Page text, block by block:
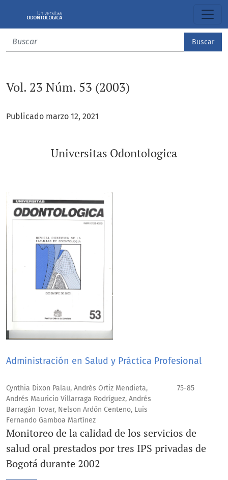
Buscar
Vol. 23 Núm. 53 (2003)
Publicado marzo 12, 2021
Universitas Odontologica
Administración en Salud y Práctica Profesional
Cynthia Dixon Palau, Andrés Ortiz Mendieta,
Andrés Mauricio Villarraga Rodríguez, Andrés
Barragán Tovar, Nelson Ardón Centeno, Luis
Fernando Gamboa Martínez
75-85
Monitoreo de la calidad de los servicios de
salud oral prestados por tres IPS privadas de
Bogotá durante 2002